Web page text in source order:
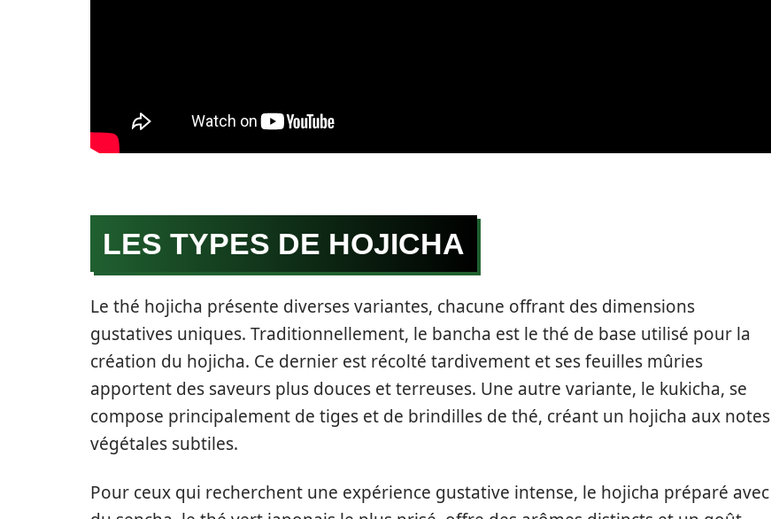
LES TYPES DE HOJICHA
Le thé hojicha présente diverses variantes, chacune offrant des dimensions
gustatives uniques. Traditionnellement, le bancha est le thé de base utilisé pour la
création du hojicha. Ce dernier est récolté tardivement et ses feuilles mûries
apportent des saveurs plus douces et terreuses. Une autre variante, le kukicha, se
compose principalement de tiges et de brindilles de thé, créant un hojicha aux notes
végétales subtiles.
Pour ceux qui recherchent une expérience gustative intense, le hojicha préparé avec